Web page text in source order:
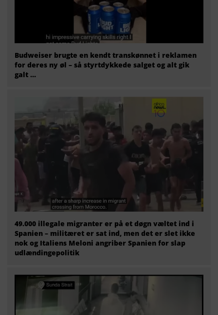
Budweiser brugte en kendt transkønnet i reklamen
for deres ny øl – så styrtdykkede salget og alt gik
galt …
49.000 illegale migranter er på et døgn væltet ind i
Spanien – militæret er sat ind, men det er slet ikke
nok og Italiens Meloni angriber Spanien for slap
udlændingepolitik